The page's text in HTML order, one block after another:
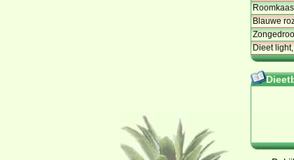
Blauwe
Dieet